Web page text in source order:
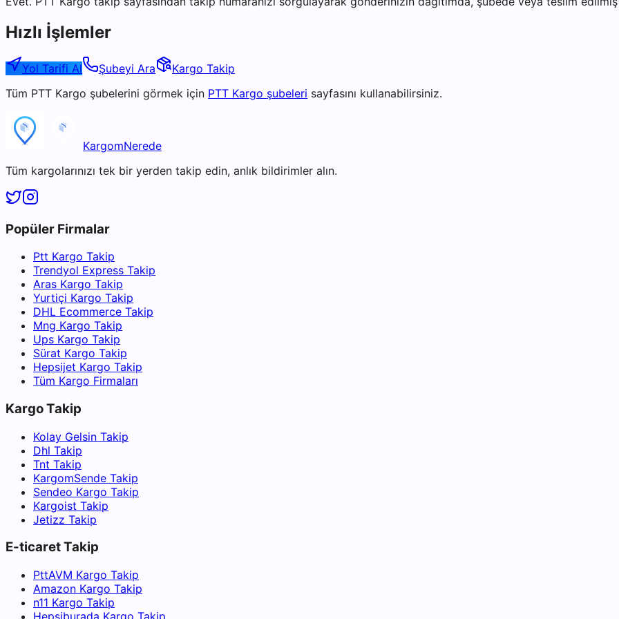
Hızlı İşlemler
Yol Tarifi Al Şubeyi Ara
Kargo Takip
Tüm PTT Kargo şubelerini görmek için PTT Kargo şubeleri sayfasını kullanabilirsiniz.
KargomNerede
Tüm kargolarınızı tek bir yerden takip edin, anlık bildirimler alın.
Popüler Firmalar
Ptt Kargo Takip
Trendyol Express Takip
Aras Kargo Takip
Yurtiçi Kargo Takip
DHL Ecommerce Takip
Mng Kargo Takip
Ups Kargo Takip
Sürat Kargo Takip
Hepsijet Kargo Takip
Tüm Kargo Firmaları
Kargo Takip
Kolay Gelsin Takip
Dhl Takip
Tnt Takip
KargomSende Takip
Sendeo Kargo Takip
Kargoist Takip
Jetizz Takip
E-ticaret Takip
PttAVM Kargo Takip
Amazon Kargo Takip
n11 Kargo Takip